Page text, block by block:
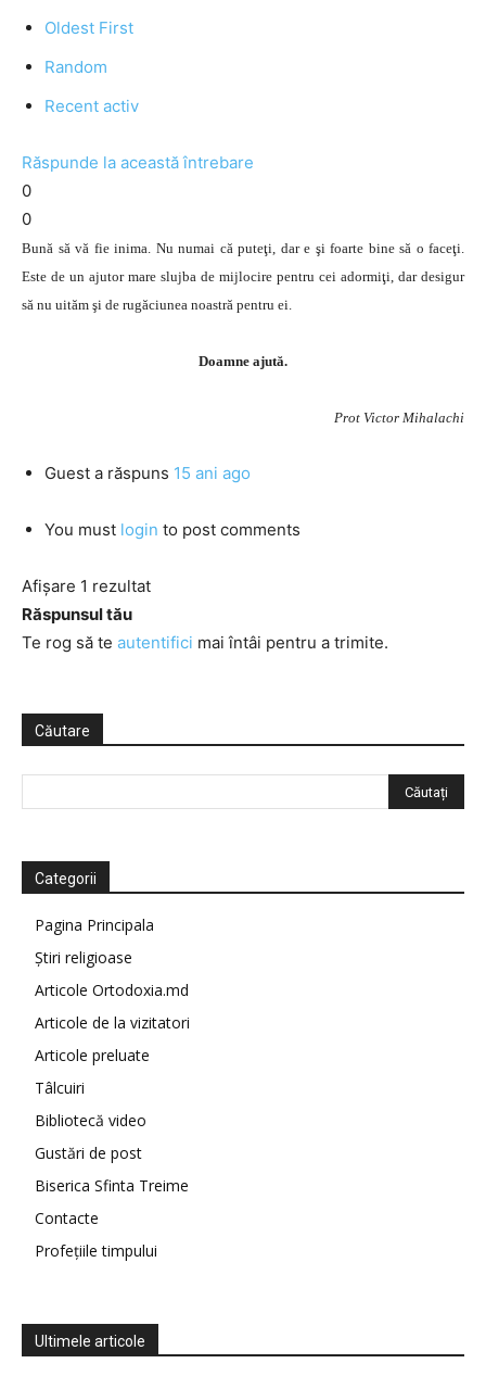
Oldest First
Random
Recent activ
Răspunde la această întrebare
0
0
Bună să vă fie inima. Nu numai că puteţi, dar e şi foarte bine să o faceţi.
Este de un ajutor mare slujba de mijlocire pentru cei adormiţi, dar desigur
să nu uităm şi de rugăciunea noastră pentru ei.
Doamne ajută.
Prot Victor Mihalachi
Guest a răspuns 15 ani ago
You must login to post comments
Afișare 1 rezultat
Răspunsul tău
Te rog să te autentifici mai întâi pentru a trimite.
Căutare
Categorii
Pagina Principala
Știri religioase
Articole Ortodoxia.md
Articole de la vizitatori
Articole preluate
Tâlcuiri
Bibliotecă video
Gustări de post
Biserica Sfinta Treime
Contacte
Profețiile timpului
Ultimele articole